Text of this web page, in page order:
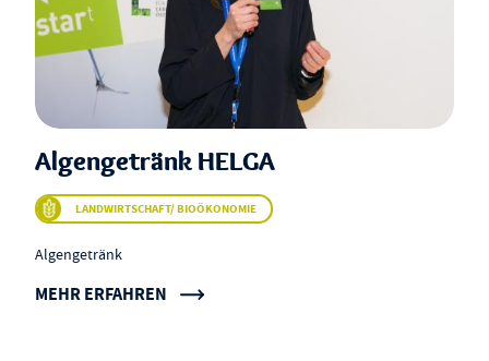
Algengetränk HELGA
LANDWIRTSCHAFT/ BIOÖKONOMIE
Algengetränk
MEHR ERFAHREN